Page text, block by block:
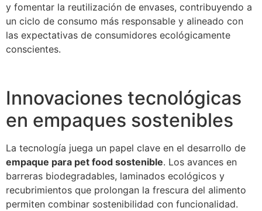
y fomentar la reutilización de envases, contribuyendo a
un ciclo de consumo más responsable y alineado con
las expectativas de consumidores ecológicamente
conscientes.
Innovaciones tecnológicas
en empaques sostenibles
La tecnología juega un papel clave en el desarrollo de
empaque para pet food sostenible. Los avances en
barreras biodegradables, laminados ecológicos y
recubrimientos que prolongan la frescura del alimento
permiten combinar sostenibilidad con funcionalidad.